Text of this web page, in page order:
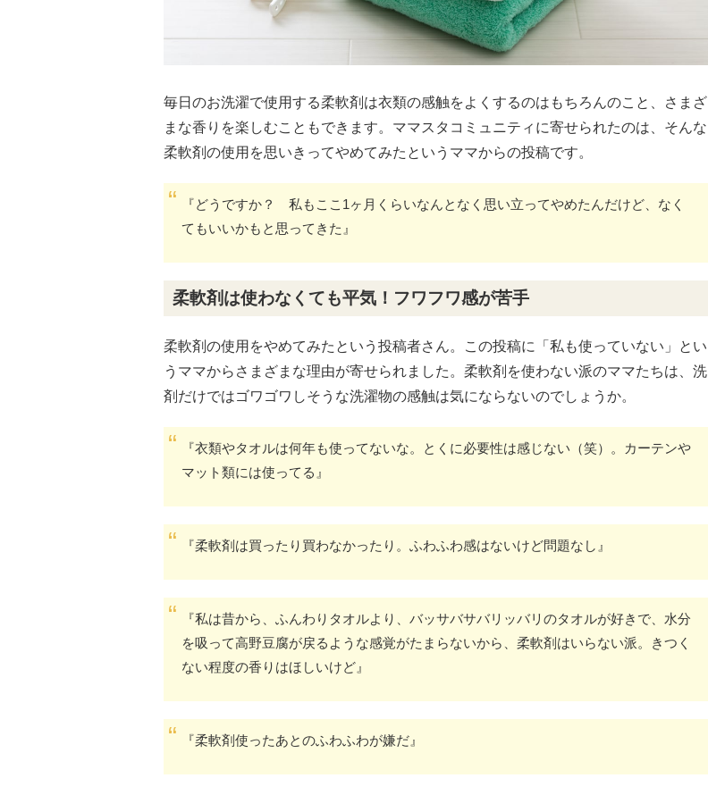
毎日のお洗濯で使用する柔軟剤は衣類の感触をよくするのはもちろんのこと、さまざ
まな香りを楽しむこともできます。ママスタコミュニティに寄せられたのは、そんな
柔軟剤の使用を思いきってやめてみたというママからの投稿です。
『どうですか？ 私もここ1ヶ月くらいなんとなく思い立ってやめたんだけど、なく
てもいいかもと思ってきた』
柔軟剤は使わなくても平気！フワフワ感が苦手
柔軟剤の使用をやめてみたという投稿者さん。この投稿に「私も使っていない」とい
うママからさまざまな理由が寄せられました。柔軟剤を使わない派のママたちは、洗
剤だけではゴワゴワしそうな洗濯物の感触は気にならないのでしょうか。
『衣類やタオルは何年も使ってないな。とくに必要性は感じない（笑）。カーテンや
マット類には使ってる』
『柔軟剤は買ったり買わなかったり。ふわふわ感はないけど問題なし』
『私は昔から、ふんわりタオルより、バッサバサバリッバリのタオルが好きで、水分
を吸って高野豆腐が戻るような感覚がたまらないから、柔軟剤はいらない派。きつく
ない程度の香りはほしいけど』
『柔軟剤使ったあとのふわふわが嫌だ』